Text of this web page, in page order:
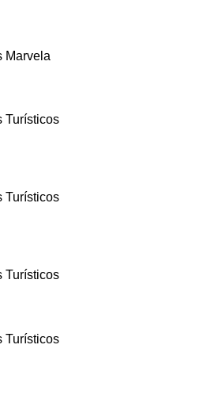
Marvela
Turísticos
Turísticos
Turísticos
Turísticos